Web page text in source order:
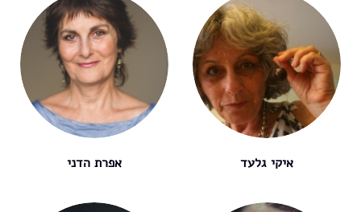
איקי גלעד אפרת הדני